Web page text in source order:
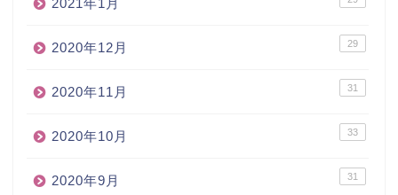
2020年12月 29
2020年11月 31
2020年10月 33
2020年9月 31